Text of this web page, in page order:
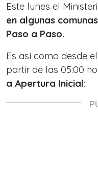
Este lunes el
en algunas
Paso a Paso.
Es así como desde
partir de las 05:00
a Apertura Inicial: